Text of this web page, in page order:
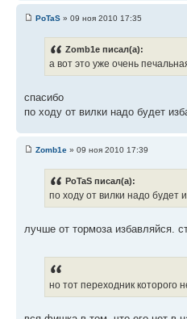
PoTaS » 09 ноя 2010 17:35
Zomb1e писал(а):
а вот это уже очень
спасибо
по ходу от вилки надо будет
Zomb1e » 09 ноя 2010 17:39
PoTaS писал(а):
по ходу от вилки надо будет
лучше от тормоза избавляйся.
но тот переходник которого